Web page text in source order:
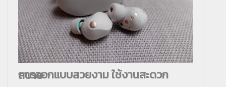
การออกแบบสวยงาม ใช้งานสะดวกสบาย